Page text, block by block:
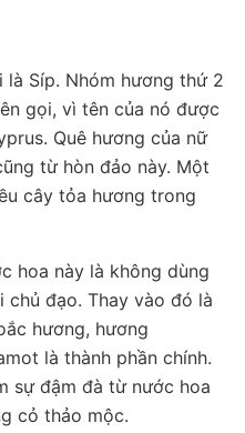
Síp. Nhóm hương thứ 2
gọi, vì tên của nó được
Quê hương của nữ
từ hòn đảo này. Một
cây tỏa hương trong
hoa này là không dùng
chủ đạo. Thay vào đó là
hương, hương
là thành phần chính.
sự đậm đà từ nước hoa
cỏ thảo mộc.